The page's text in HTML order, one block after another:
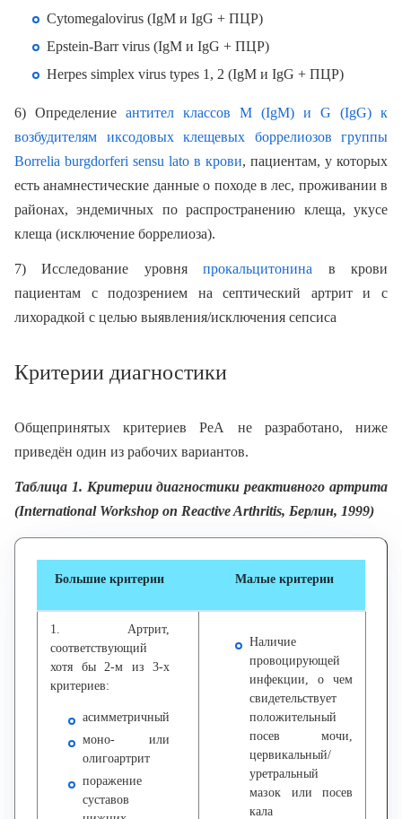
Cytomegalovirus (IgM и IgG + ПЦР)
Epstein-Barr virus (IgM и IgG + ПЦР)
Herpes simplex virus types 1, 2 (IgM и IgG + ПЦР)
6) Определение антител классов M (IgM) и G (IgG) к
возбудителям иксодовых клещевых боррелиозов группы
Borrelia burgdorferi sensu lato в крови, пациентам, у которых
есть анамнестические данные о походе в лес, проживании в
районах, эндемичных по распространению клеща, укусе
клеща (исключение боррелиоза).
7) Исследование уровняпрокальцитонина в крови
пациентам с подозрением на септический артрит и с
лихорадкой с целью выявления/исключения сепсиса
Критерии диагностики
Общепринятых критериев РеА не разработано, ниже
приведён один из рабочих вариантов.
Таблица 1. Критерии диагностики реактивного артрита
(International Workshop on Reactive Arthritis, Берлин, 1999)
Большие критерии Малые критерии
1. Артрит,
соответствующий
хотя бы 2-м из 3-х
критериев:
асимметричный
моно- или
олигоартрит
поражение
суставов
Наличие
провоцирующей
инфекции, о чем
свидетельствует
положительный
посев мочи,
цервикальный/
уретральный
мазок или посев
кала